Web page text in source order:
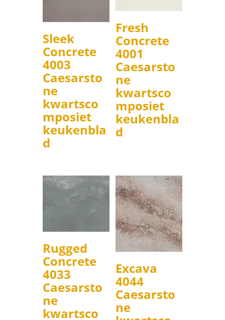
Sleek
Concrete
4003
Caesarsto
ne
kwartsco
mposiet
keukenbla
d
Fresh
Concrete
4001
Caesarsto
ne
kwartsco
mposiet
keukenbla
d
Rugged
Concrete
4033
Caesarsto
ne
kwartsco
Excava
4044
Caesarsto
ne